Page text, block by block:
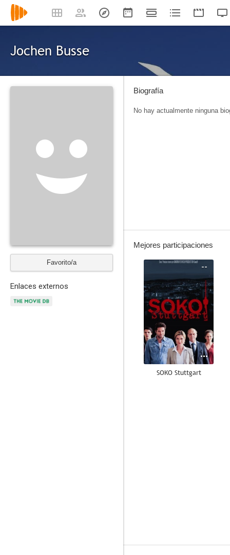
Jochen Busse
Favorito/a
Enlaces externos
Biografía
No hay actualmente ninguna
Mejores participaciones
--
SOKO Stuttgart